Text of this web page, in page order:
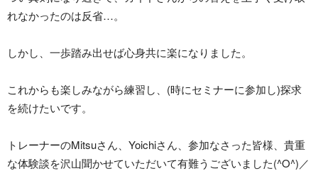
れなかったのは反省…。
しかし、一歩踏み出せば心身共に楽になりました。
これからも楽しみながら練習し、(時にセミナーに参加し)探求
を続けたいです。
トレーナーのMitsuさん、Yoichiさん、参加なさった皆様、貴重
な体験談を沢山聞かせていただいて有難うございました(^O^)／